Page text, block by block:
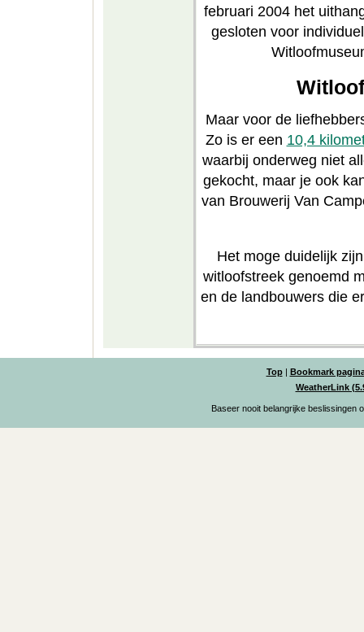
februari 2004 het
gesloten voor
Maar voor de
Zo is er een 10,4
waarbij onderweg niet
gekocht, maar je ook
van Brouwerij Van
Het moge duidelijk
witloofstreek genoemd
en de landbouwers die
Top | Bookmark
WeatherLink
Baseer nooit belangrijke beslissingen